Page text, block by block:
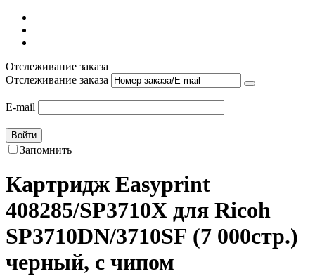
Отслеживание заказа
Отслеживание заказа
E-mail
Войти
Запомнить
Картридж Easyprint
408285/SP3710X для Ricoh
SP3710DN/3710SF (7 000стр.)
черный, с чипом